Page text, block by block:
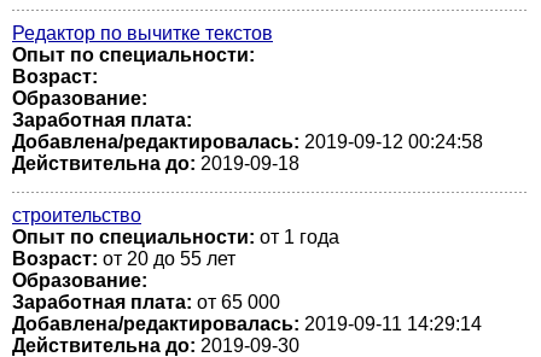
Редактор по вычитке текстов
Опыт по специальности:
Возраст:
Образование:
Заработная плата:
Добавлена/редактировалась: 2019-09-12 00:24:58
Действительна до: 2019-09-18
строительство
Опыт по специальности: от 1 года
Возраст: от 20 до 55 лет
Образование:
Заработная плата: от 65 000
Добавлена/редактировалась: 2019-09-11 14:29:14
Действительна до: 2019-09-30